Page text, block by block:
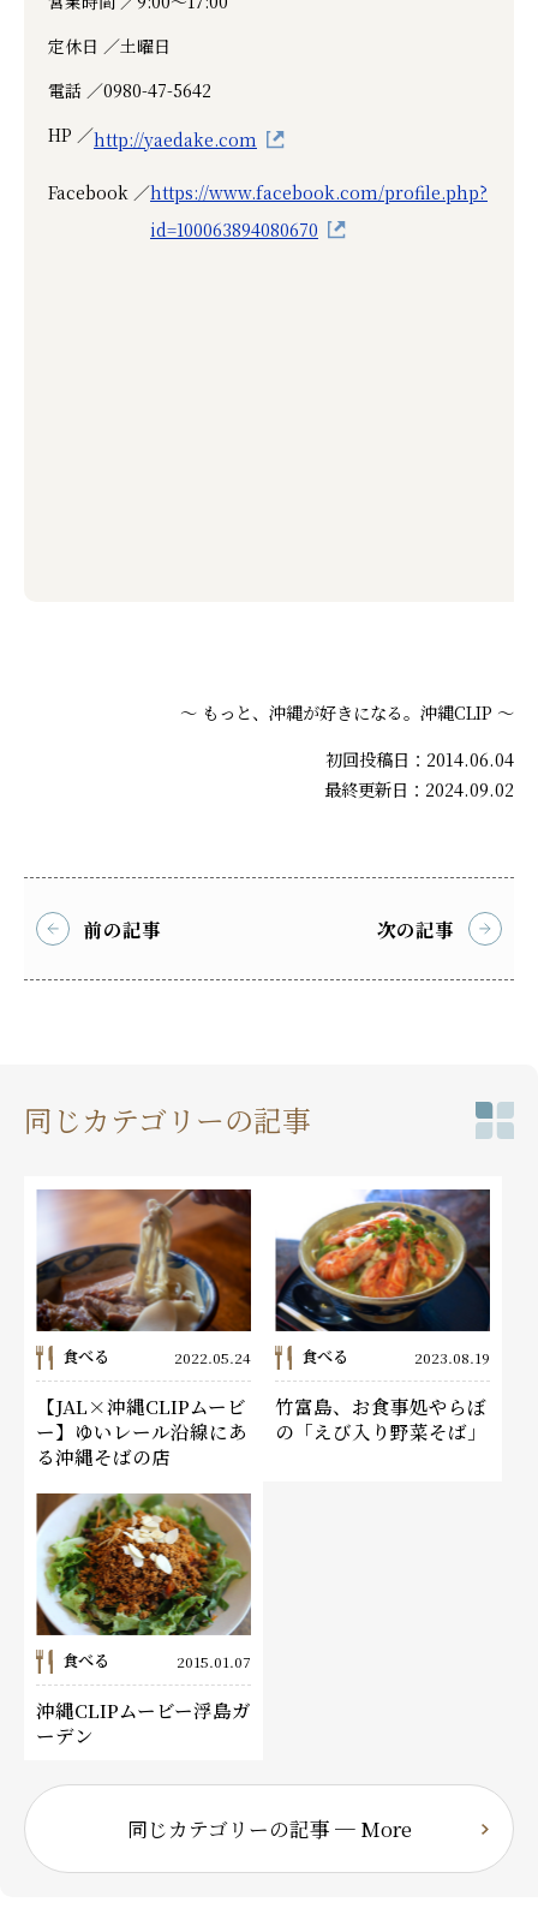
定休日 ／土曜日
電話 ／0980-47-5642
HP ／http://yaedake.com
Facebook ／https://www.facebook.com/profile.php?
id=100063894080670
～ もっと、沖縄が好きになる。沖縄CLIP ～
初回投稿日：2014.06.04
最終更新日：2024.09.02
前の記事 次の記事
同じカテゴリーの記事
食べる 2022.05.24
【JAL×沖縄CLIPムービ
ー】ゆいレール沿線にあ
る沖縄そばの店
食べる 2023.08.19
竹富島、お食事処やらぼ
の「えび入り野菜そば」
食べる 2015.01.07
沖縄CLIPムービー浮島ガ
ーデン
同じカテゴリーの記事 ─ More